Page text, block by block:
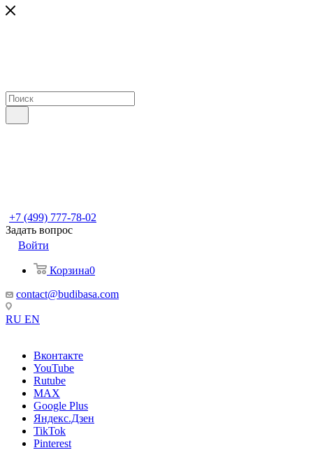
+7 (499) 777-78-02
Задать вопрос
Войти
Корзина0
contact@budibasa.com
RU EN
Вконтакте
YouTube
Rutube
MAX
Google Plus
Яндекс.Дзен
TikTok
Pinterest